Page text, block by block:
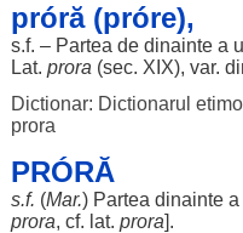
próră (próre),
s.f. – Partea de dinaintea
Lat. prora (sec. XIX), var.
Dictionar: Dictionarul
prora
PRÓRĂ
s.f. (Mar.) Partea dinaintea
prora, cf. lat. prora].